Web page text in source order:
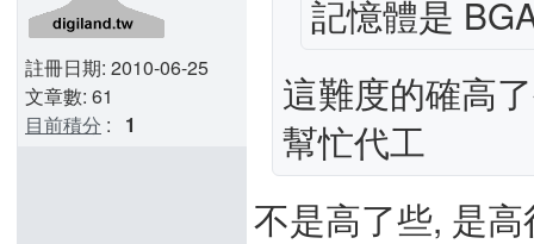
註冊日期: 2010-06-25
文章數: 61
目前積分 : 1
記憶體是
這難度的確高
幫忙代工
不是高了些, 是